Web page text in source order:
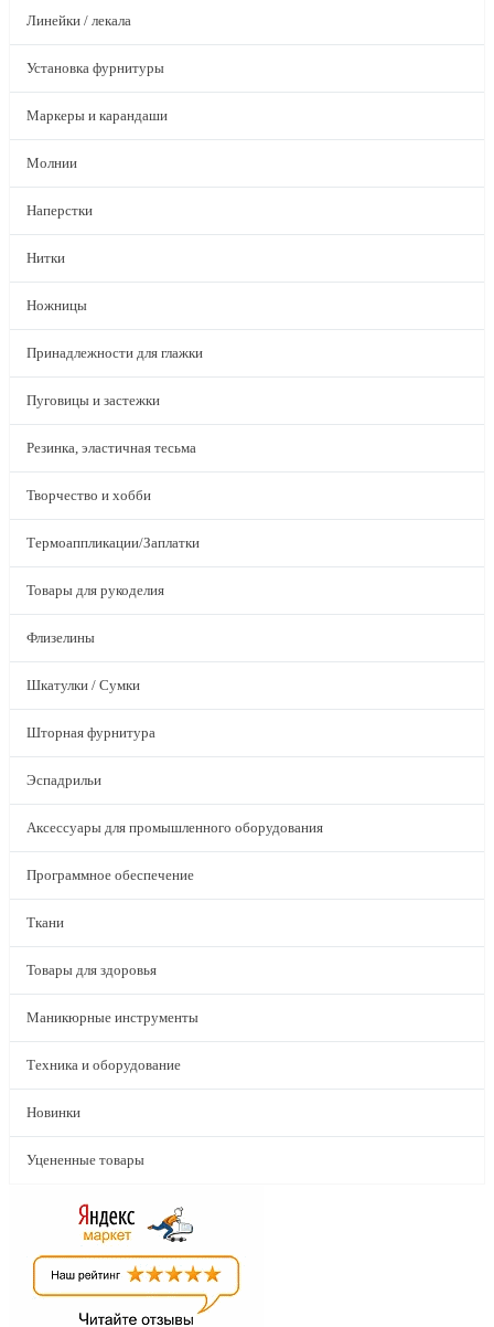
Линейки / лекала
Установка фурнитуры
Маркеры и карандаши
Молнии
Наперстки
Нитки
Ножницы
Принадлежности для глажки
Пуговицы и застежки
Резинка, эластичная тесьма
Творчество и хобби
Термоаппликации/Заплатки
Товары для рукоделия
Флизелины
Шкатулки / Сумки
Шторная фурнитура
Эспадрильи
Аксессуары для промышленного оборудования
Программное обеспечение
Ткани
Товары для здоровья
Маникюрные инструменты
Техника и оборудование
Новинки
Уцененные товары